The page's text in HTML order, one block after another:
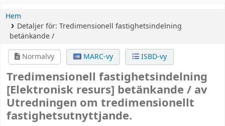
Hem
Detaljer för: Tredimensionell fastighetsindelning
betänkande /
Normalvy
MARC-vy ISBD-vy
Tredimensionell fastighetsindelning
[Elektronisk resurs] betänkande / av
Utredningen om tredimensionellt
fastighetsutnyttjande.